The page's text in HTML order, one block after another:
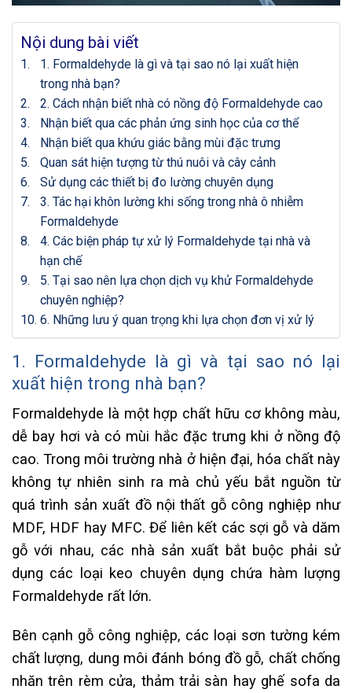
Nội dung bài viết
1. Formaldehyde là gì và tại sao nó lại xuất hiện
trong nhà bạn?
2. Cách nhận biết nhà có nồng độ Formaldehyde cao
Nhận biết qua các phản ứng sinh học của cơ thể
Nhận biết qua khứu giác bằng mùi đặc trưng
Quan sát hiện tượng từ thú nuôi và cây cảnh
Sử dụng các thiết bị đo lường chuyên dụng
3. Tác hại khôn lường khi sống trong nhà ô nhiễm
Formaldehyde
4. Các biện pháp tự xử lý Formaldehyde tại nhà và
hạn chế
5. Tại sao nên lựa chọn dịch vụ khử Formaldehyde
chuyên nghiệp?
6. Những lưu ý quan trọng khi lựa chọn đơn vị xử lý
1. Formaldehyde là gì và tại sao nó lại
xuất hiện trong nhà bạn?
Formaldehyde là một hợp chất hữu cơ không màu,
dễ bay hơi và có mùi hắc đặc trưng khi ở nồng độ
cao. Trong môi trường nhà ở hiện đại, hóa chất này
không tự nhiên sinh ra mà chủ yếu bắt nguồn từ
quá trình sản xuất đồ nội thất gỗ công nghiệp như
MDF, HDF hay MFC. Để liên kết các sợi gỗ và dăm
gỗ với nhau, các nhà sản xuất bắt buộc phải sử
dụng các loại keo chuyên dụng chứa hàm lượng
Formaldehyde rất lớn.
Bên cạnh gỗ công nghiệp, các loại sơn tường kém
chất lượng, dung môi đánh bóng đồ gỗ, chất chống
nhăn trên rèm cửa, thảm trải sàn hay ghế sofa da